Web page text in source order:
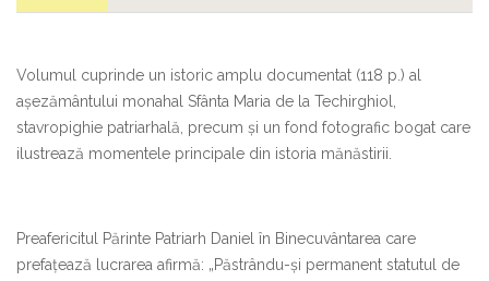
Volumul cuprinde un istoric amplu documentat (118 p.) al
aşezământului monahal Sfânta Maria de la Techirghiol,
stavropighie patriarhală, precum şi un fond fotografic bogat care
ilustrează momentele principale din istoria mănăstirii.
Preafericitul Părinte Patriarh Daniel în Binecuvântarea care
prefaţează lucrarea afirmă: „Păstrându-și permanent statutul de